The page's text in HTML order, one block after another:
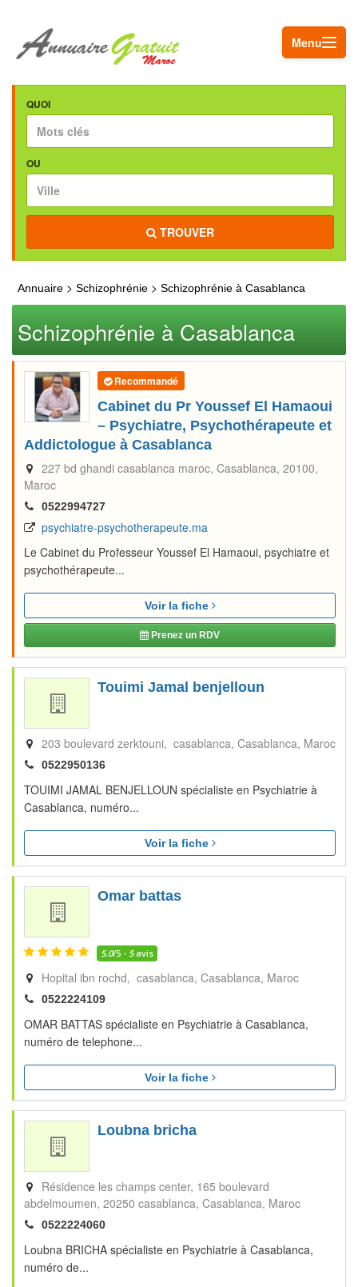
Menu
QUOI
OU
TROUVER
Annuaire > Schizophrénie > Schizophrénie à Casablanca
Schizophrénie à Casablanca
Recommandé
Cabinet du Pr Youssef El Hamaoui
– Psychiatre, Psychothérapeute et
Addictologue à Casablanca
227 bd ghandi casablanca maroc Casablanca 20100
Maroc
0522994727
psychiatre-psychotherapeute.ma
Le Cabinet du Professeur Youssef El Hamaoui, psychiatre et
psychothérapeute...
Voir la fiche
Prenez un RDV
Touimi Jamal benjelloun
203 boulevard zerktouni, casablanca Casablanca Maroc
0522950136
TOUIMI JAMAL BENJELLOUN spécialiste en Psychiatrie à
Casablanca, numéro...
Voir la fiche
Omar battas
5.0/5 - 5avis
Hopital ibn rochd, casablanca Casablanca Maroc
0522224109
OMAR BATTAS spécialiste en Psychiatrie à Casablanca,
numéro de telephone...
Voir la fiche
Loubna bricha
Résidence les champs center, 165 boulevard
abdelmoumen, 20250 casablanca Casablanca Maroc
0522224060
Loubna BRICHA spécialiste en Psychiatrie à Casablanca,
numéro de...